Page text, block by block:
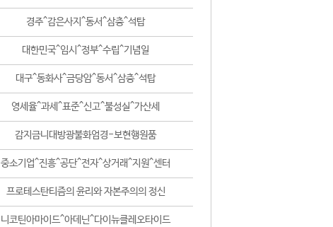
경주^감은사지^동서^삼층^석탑
대한민국^임시^정부^수립^기념일
대구^동화사^금당암^동서^삼층^석탑
영세율^과세^표준^신고^불성실^가산세
감지금니대방광불화엄경-보현행원품
중소기업^진흥^공단^전자^상거래^지원^센터
프로테스탄티즘의 윤리와 자본주의의 정신
니코틴아마이드^아데닌^다이뉴클레오타이드